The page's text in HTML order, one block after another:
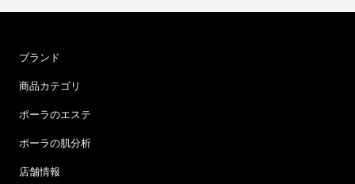
ブランド
商品カテゴリ
ポーラのエステ
ポーラの肌分析
店舗情報